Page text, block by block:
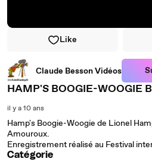
Like
Claude Besson Vidéos
HAMP'S BOOGIE-WOOGIE
il y a 10 ans
Hamp's Boogie-Woogie de Lionel
Amouroux.
Enregistrement réalisé au Festival
Catégorie